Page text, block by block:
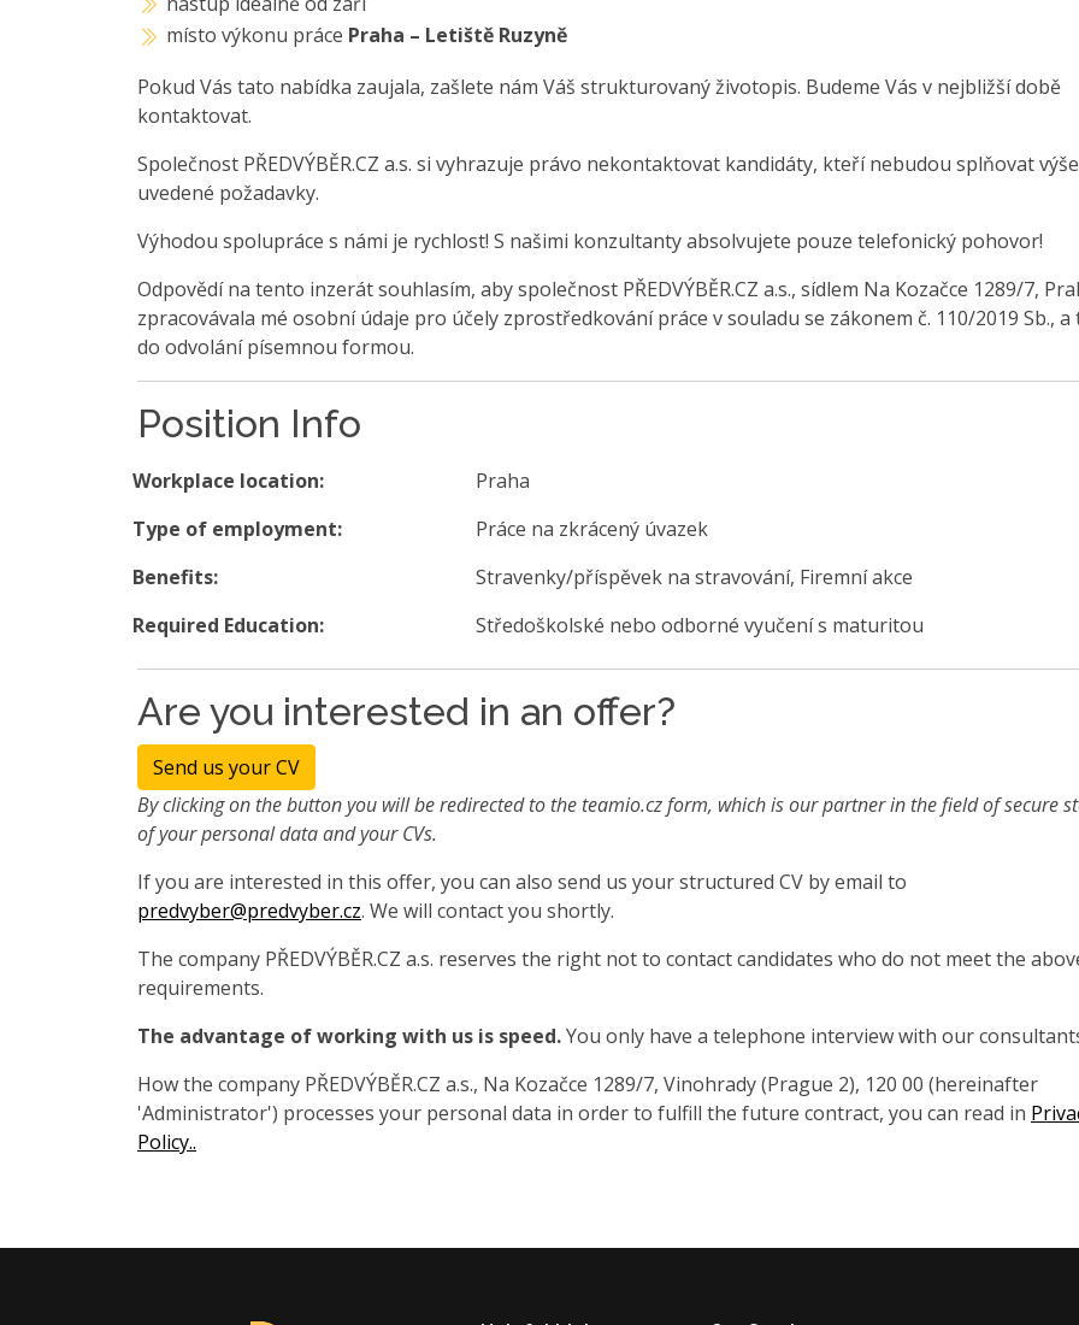
místo výkonu práce Praha – Letiště Ruzyně
Pokud Vás tato nabídka zaujala, zašlete nám Váš strukturovaný životopis. Budeme Vás v nejbližší době
kontaktovat.
Společnost PŘEDVÝBĚR.CZ a.s. si vyhrazuje právo nekontaktovat kandidáty, kteří nebudou splňovat výše
uvedené požadavky.
Výhodou spolupráce s námi je rychlost! S našimi konzultanty absolvujete pouze telefonický pohovor!
Odpovědí na tento inzerát souhlasím, aby společnost PŘEDVÝBĚR.CZ a.s., sídlem Na Kozačce 1289/7,
zpracovávala mé osobní údaje pro účely zprostředkování práce v souladu se zákonem č. 110/2019 Sb., a
do odvolání písemnou formou.
Position Info
Workplace location:
Praha
Type of employment:
Práce na zkrácený úvazek
Benefits:
Stravenky/příspěvek na stravování, Firemní akce
Required Education:
Středoškolské nebo odborné vyučení s maturitou
Are you interested in an offer?
Send us your CV
By clicking on the button you will be redirected to the teamio.cz form, which is our partner in the field of secure
of your personal data and your CVs.
If you are interested in this offer, you can also send us your structured CV by email to
predvyber@predvyber.cz. We will contact you shortly.
The company PŘEDVÝBĚR.CZ a.s. reserves the right not to contact candidates who do not meet the
requirements.
The advantage of working with us is speed.You only have a telephone interview with our
How the company PŘEDVÝBĚR.CZ a.s., Na Kozačce 1289/7, Vinohrady (Prague 2), 120 00 (hereinafter
'Administrator') processes your personal data in order to fulfill the future contract, you can read in
Policy..